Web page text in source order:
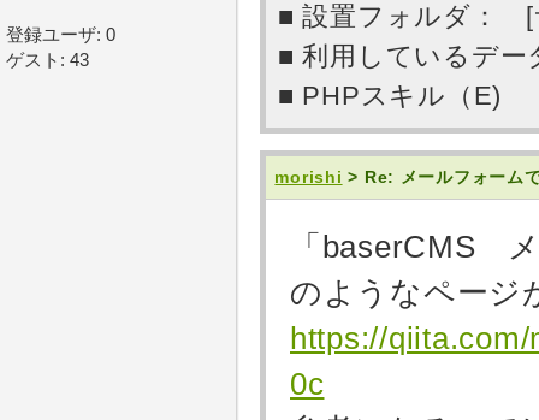
■ 設置フォルダ： [
■ 利用しているデ
■ PHPスキル（E)
morishi > Re: メールフォーム
「baserCMS
のようなページ
https://
0c
登録ユーザ: 0
ゲスト: 43